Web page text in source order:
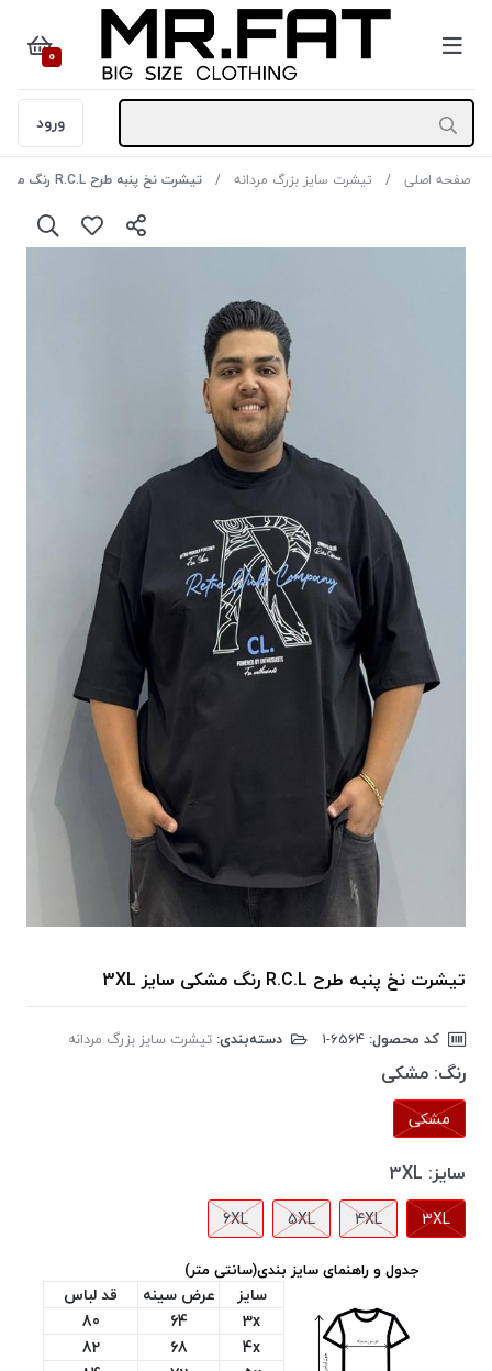
0
ورود
صفحه اصلی تیشرت سایز بزرگ مردانه تیشرت نخ پنبه طرح R.C.L رنگ مشکی سایز 3XL
تیشرت نخ پنبه طرح R.C.L رنگ مشکی سایز 3XL
کد محصول: دسته‌بندی: تیشرت سایز بزرگ مردانه
رنگ: مشکی
مشکی
سایز: 3XL
3XL
4XL
5XL
6XL
جدول و راهنمای سایز بندی(سانتی متر)
سایز عرض سینه
قد لباس
3x
64
80
4x
68
82